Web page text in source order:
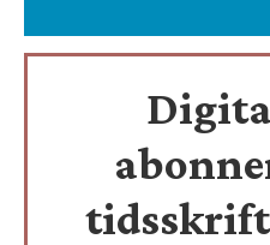
tidsskrift